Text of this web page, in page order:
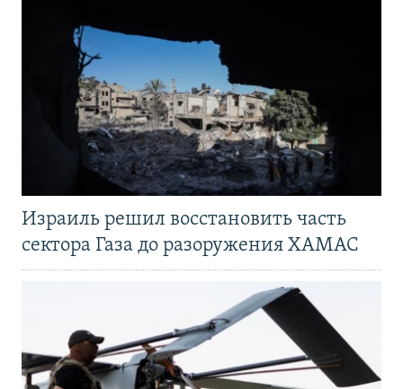
Израиль решил восстановить часть
сектора Газа до разоружения ХАМАС